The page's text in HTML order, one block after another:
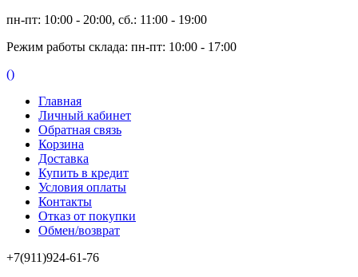
пн-пт: 10:00 - 20:00, сб.: 11:00 - 19:00
Режим работы склада: пн-пт: 10:00 - 17:00
()
Главная
Личный кабинет
Обратная связь
Корзина
Доставка
Купить в кредит
Условия оплаты
Контакты
Отказ от покупки
Обмен/возврат
+7(911)924-61-76